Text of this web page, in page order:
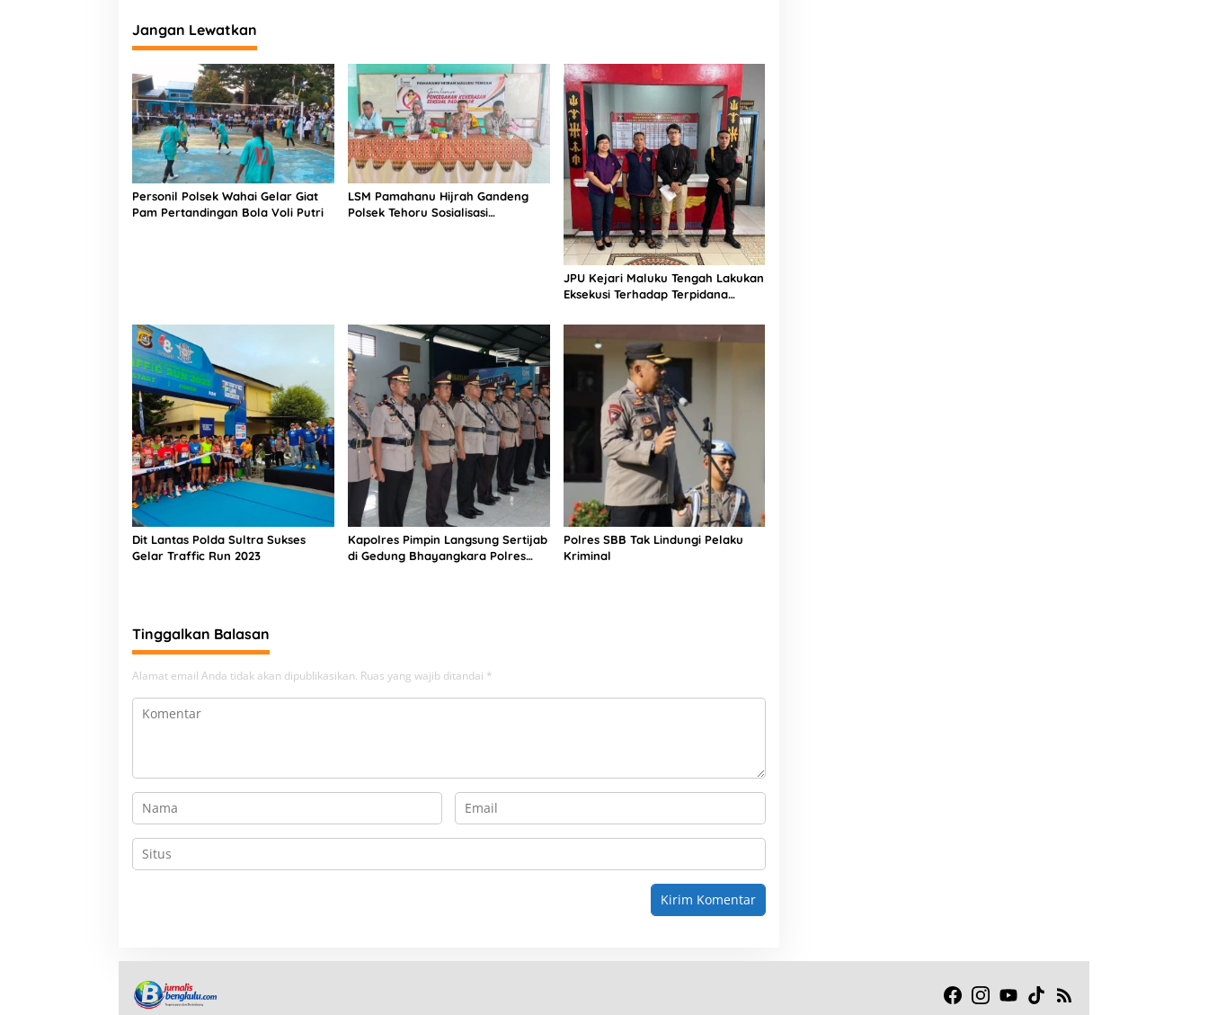
Jangan Lewatkan
Personil Polsek Wahai Gelar Giat
Pam Pertandingan Bola Voli Putri
LSM Pamahanu Hijrah Gandeng
Polsek Tehoru Sosialisasi
JPU Kejari Maluku Tengah Lakukan
Eksekusi Terhadap Terpidana
Anggaran 2015 – 2017
Dit Lantas Polda Sultra Sukses
Gelar Traffic Run 2023
Kapolres Pimpin Langsung Sertijab
di Gedung Bhayangkara Polres
Polres SBB Tak Lindungi Pelaku
Kriminal
Tinggalkan Balasan
Alamat email Anda tidak akan dipublikasikan. Ruas yang wajib ditandai *